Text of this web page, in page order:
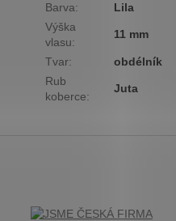
Barva:
Lila
Výška
vlasu:
11 mm
Tvar:
obdélník
Rub
koberce:
Juta